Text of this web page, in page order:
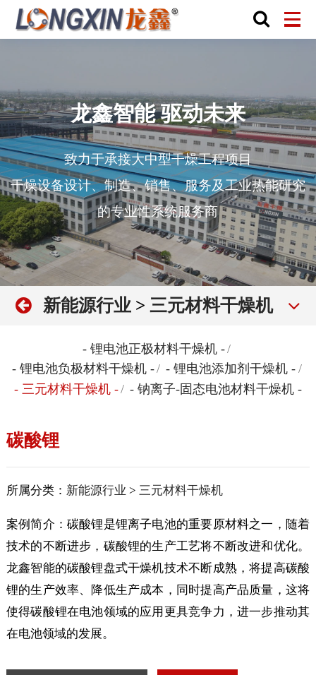
龙鑫智能 驱动未来
致力于承接大中型干燥工程项目
干燥设备设计、制造、销售、服务及工业热能研究
的专业性系统服务商
新能源行业 > 三元材料干燥机
- 锂电池正极材料干燥机 -/
- 锂电池负极材料干燥机 -/ - 锂电池添加剂干燥机 - /
- 三元材料干燥机 -/ - 钠离子-固态电池材料干燥机 -
碳酸锂
所属分类： 新能源行业 > 三元材料干燥机
案例简介：碳酸锂是锂离子电池的重要原材料之一，随着
技术的不断进步，碳酸锂的生产工艺将不断改进和优化。
龙鑫智能的碳酸锂盘式干燥机技术不断成熟，将提高碳酸
锂的生产效率、降低生产成本，同时提高产品质量，这将
使得碳酸锂在电池领域的应用更具竞争力，进一步推动其
在电池领域的发展。